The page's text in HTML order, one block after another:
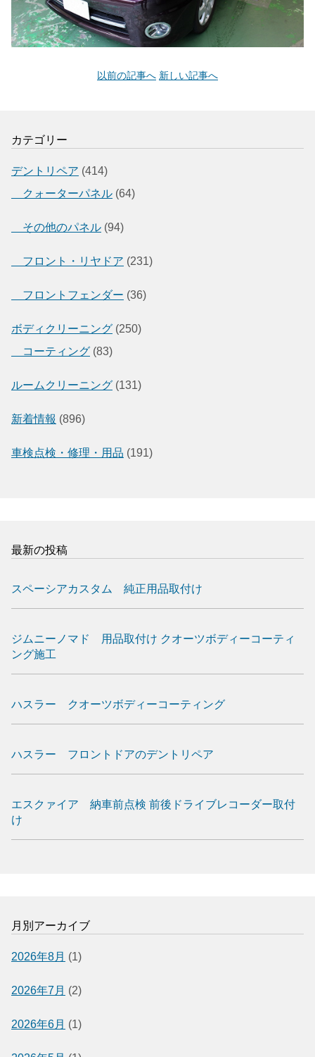
以前の記事へ 新しい記事へ
カテゴリー
デントリペア (414)
クォーターパネル (64)
その他のパネル (94)
フロント・リヤドア (231)
フロントフェンダー (36)
ボディクリーニング (250)
コーティング (83)
ルームクリーニング (131)
新着情報 (896)
車検点検・修理・用品 (191)
最新の投稿
スペーシアカスタム 純正用品取付け
ジムニーノマド 用品取付け クオーツボディーコーティ
ング施工
ハスラー クオーツボディーコーティング
ハスラー フロントドアのデントリペア
エスクァイア 納車前点検 前後ドライブレコーダー取付
け
月別アーカイブ
2026年8月 (1)
2026年7月 (2)
2026年6月 (1)